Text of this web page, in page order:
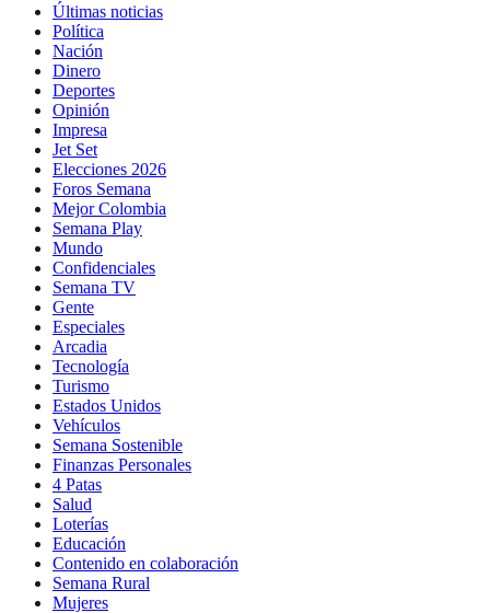
Últimas noticias
Política
Nación
Dinero
Deportes
Opinión
Impresa
Jet Set
Elecciones 2026
Foros Semana
Mejor Colombia
Semana Play
Mundo
Confidenciales
Semana TV
Gente
Especiales
Arcadia
Tecnología
Turismo
Estados Unidos
Vehículos
Semana Sostenible
Finanzas Personales
4 Patas
Salud
Loterías
Educación
Contenido en colaboración
Semana Rural
Mujeres